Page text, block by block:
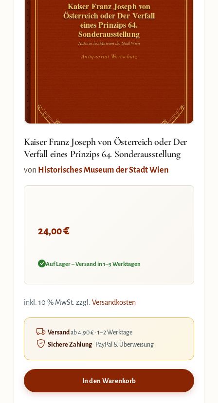
Kaiser Franz Joseph von
Österreich oder Der Verfall
eines Prinzips 64.
Sonderausstellung
Historisches Museum der Stadt Wien
Antiquariat Wortschatz
Kaiser Franz Joseph von Österreich oder Der
Verfall eines Prinzips 64. Sonderausstellung
von Historisches Museum der Stadt Wien
24,00€
Auf Lager – Versand in 1–3 Werktagen
inkl. 10 % MwSt. zzgl. Versandkosten
Versandab 4,90 € · 1–2 Werktage
Sichere Zahlung· PayPal & Überweisung
In den Warenkorb